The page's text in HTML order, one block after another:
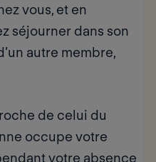
vous, et en
séjourner dans son
autre membre,
de celui du
occupe votre
votre absence